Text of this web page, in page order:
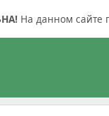
На данном сайте